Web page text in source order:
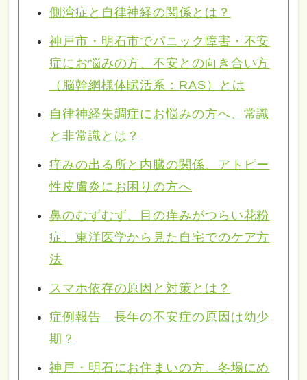
側湾症と自律神経の関係とは？
神戸市・明石市でパニック障害・不安
症にお悩みの方、不安との向き合い方
（脳幹網様体賦活系：RAS）とは
自律神経失調症にお悩みの方へ、常識
と非常識とは？
痒みの出る所と内臓の関係、アトピー
性皮膚炎にお困りの方へ
鼻のむずむず、目の痒みがつらい花粉
症、東洋医学から見た自宅でのケア方
法
スマホ依存の原因と対策とは？
症例報告 長年の不安症の原因は幼少
期？
神戸・明石にお住まいの方、冬場にめ